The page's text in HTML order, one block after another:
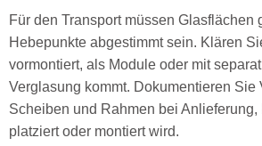
Für den Transport müssen Glasflächen
Hebepunkte abgestimmt sein. Klären
vormontiert, als Module oder mit
Verglasung kommt. Dokumentieren Sie
Scheiben und Rahmen bei Anlieferung,
platziert oder montiert wird.